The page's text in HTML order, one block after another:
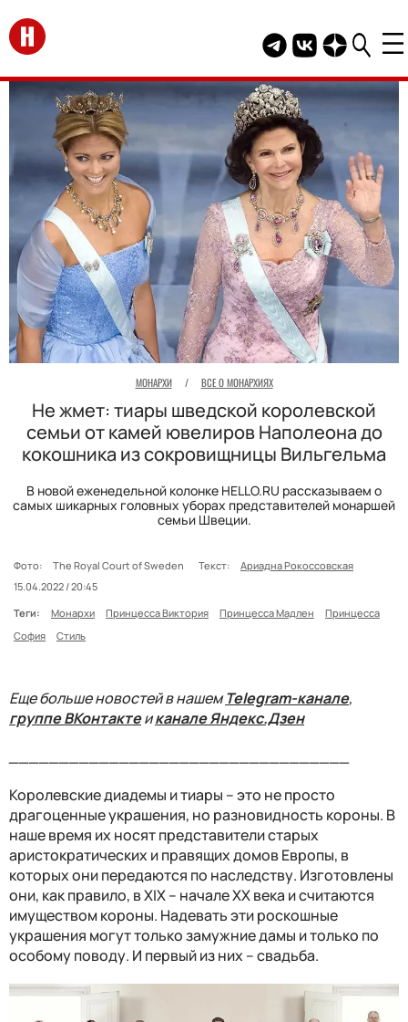
Перейти на главную
Telegram канал
Группа HELLO
Канал
МОНАРХИ / ВСЕ О МОНАРХИЯХ
Не жмет: тиары шведской королевской
семьи от камей ювелиров Наполеона до
кокошника из сокровищницы Вильгельма
В новой еженедельной колонке HELLO.RU рассказываем о
самых шикарных головных уборах представителей монаршей
семьи Швеции.
Фото: The Royal Court of Sweden Текст:
Ариадна Рокоссовская
15.04.2022 / 20:45
Теги:
Монархи Принцесса Виктория Принцесса Мадлен
Принцесса
София
Стиль
Еще больше новостей в нашемTelegram-канале,
группе ВКонтактеиканале Яндекс.Дзен
Королевские диадемы и тиары – это не просто
драгоценные украшения, но разновидность короны. В
наше время их носят представители старых
аристократических и правящих домов Европы, в
которых они передаются по наследству. Изготовлены
они, как правило, в XIX – начале XX века и считаются
имуществом короны. Надевать эти роскошные
украшения могут только замужние дамы и только по
особому поводу. И первый из них – свадьба.